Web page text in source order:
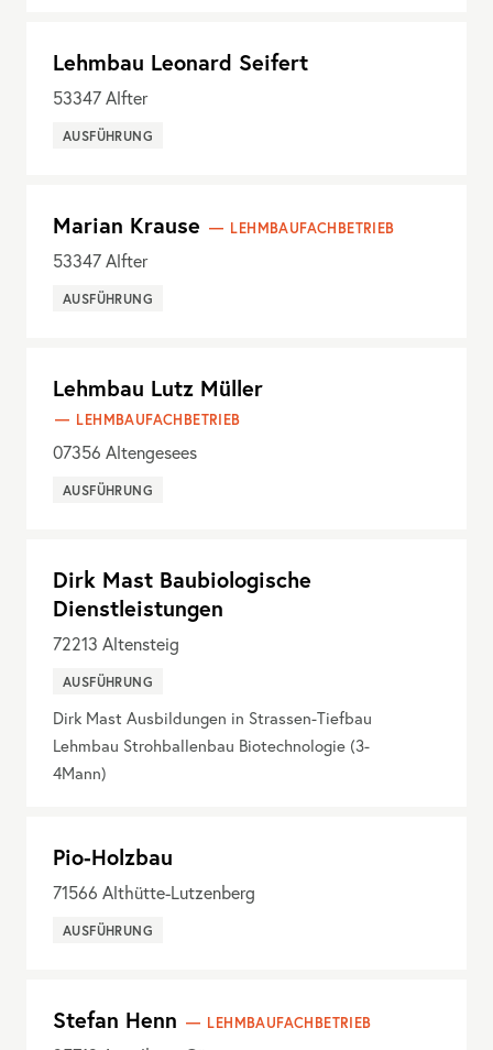
Lehmbau Leonard Seifert
53347Alfter
AUSFÜHRUNG
Marian Krause LEHMBAUFACHBETRIEB
53347Alfter
AUSFÜHRUNG
Lehmbau Lutz Müller
LEHMBAUFACHBETRIEB
07356 Altengesees
AUSFÜHRUNG
Dirk Mast Baubiologische
Dienstleistungen
72213 Altensteig
AUSFÜHRUNG
Dirk Mast Ausbildungen in Strassen-Tiefbau
Lehmbau Strohballenbau Biotechnologie (3-
4Mann)
Pio-Holzbau
71566 Althütte-Lutzenberg
AUSFÜHRUNG
Stefan Henn LEHMBAUFACHBETRIEB